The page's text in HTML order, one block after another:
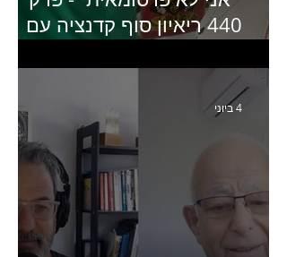
440 ריאיון סוף קדנציה עם
מנכ״לית באומן בר ריבנאי
4 ביוני